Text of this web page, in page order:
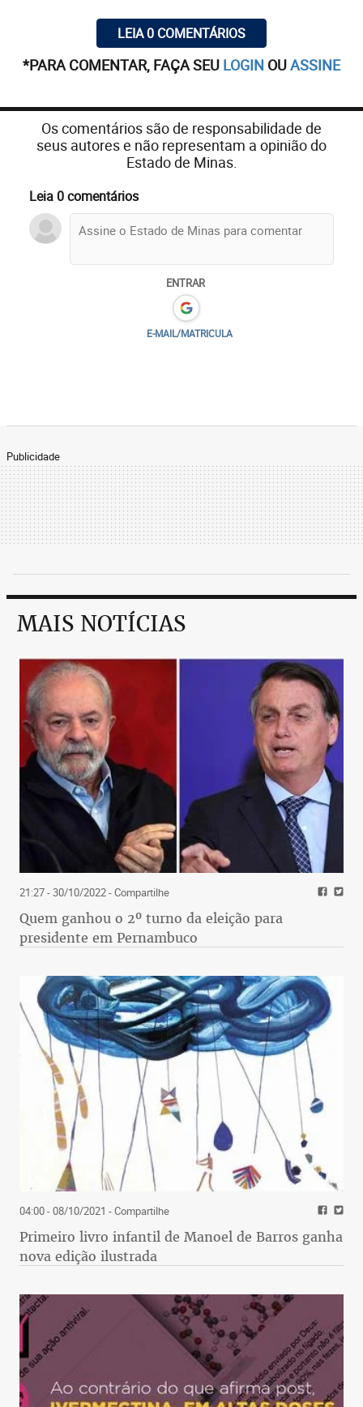
LEIA 0 COMENTÁRIOS
*PARA COMENTAR, FAÇA SEU LOGIN OUASSINE
Os comentários são de responsabilidade de
seus autores e não representam a opinião do
Estado de Minas.
Leia 0 comentários
ENTRAR
E-MAIL/MATRICULA
Publicidade
MAIS NOTÍCIAS
21:27 - 30/10/2022- Compartilhe
Quem ganhou o 2º turno da eleição para
presidente em Pernambuco
04:00 - 08/10/2021 - Compartilhe
Primeiro livro infantil de Manoel de Barros ganha
nova edição ilustrada